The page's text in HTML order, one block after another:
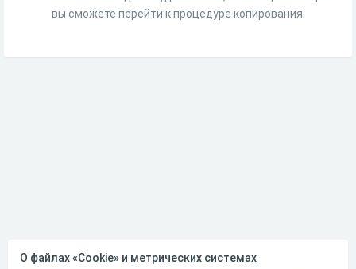
вы сможете перейти к процедуре копирования.
О файлах «Cookie» и метрических системах